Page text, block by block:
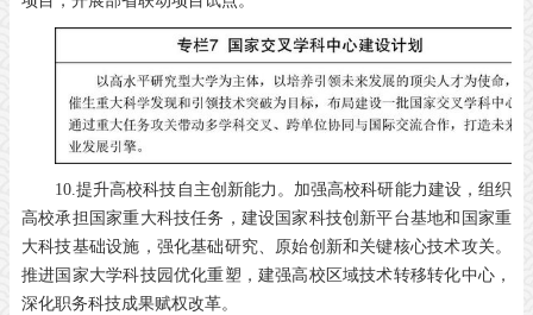
10.提升高校科技自主创新能力。加强高校科研能力建设，组织
高校承担国家重大科技任务，建设国家科技创新平台基地和国家重
大科技基础设施，强化基础研究、原始创新和关键核心技术攻关。
推进国家大学科技园优化重塑，建强高校区域技术转移转化中心，
深化职务科技成果赋权改革。